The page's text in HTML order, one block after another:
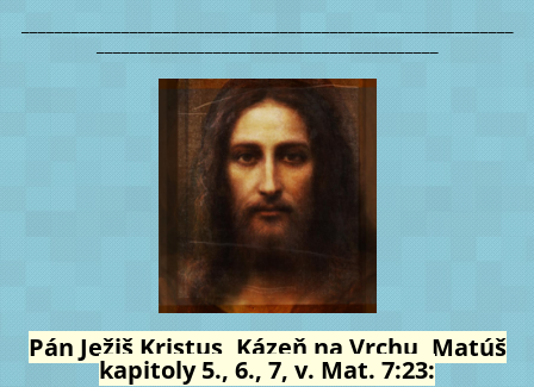
Pán Ježiš Kristus, Kázeň na Vrchu, Matúš
kapitoly 5., 6., 7, v. Mat. 7:23: